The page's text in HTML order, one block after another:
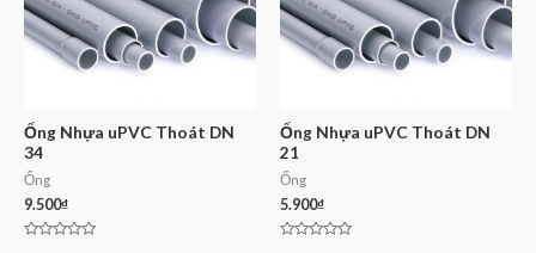
Ống Nhựa uPVC Thoát DN
34
Ống
9.500₫
Ống Nhựa uPVC Thoát DN
21
Ống
5.900₫